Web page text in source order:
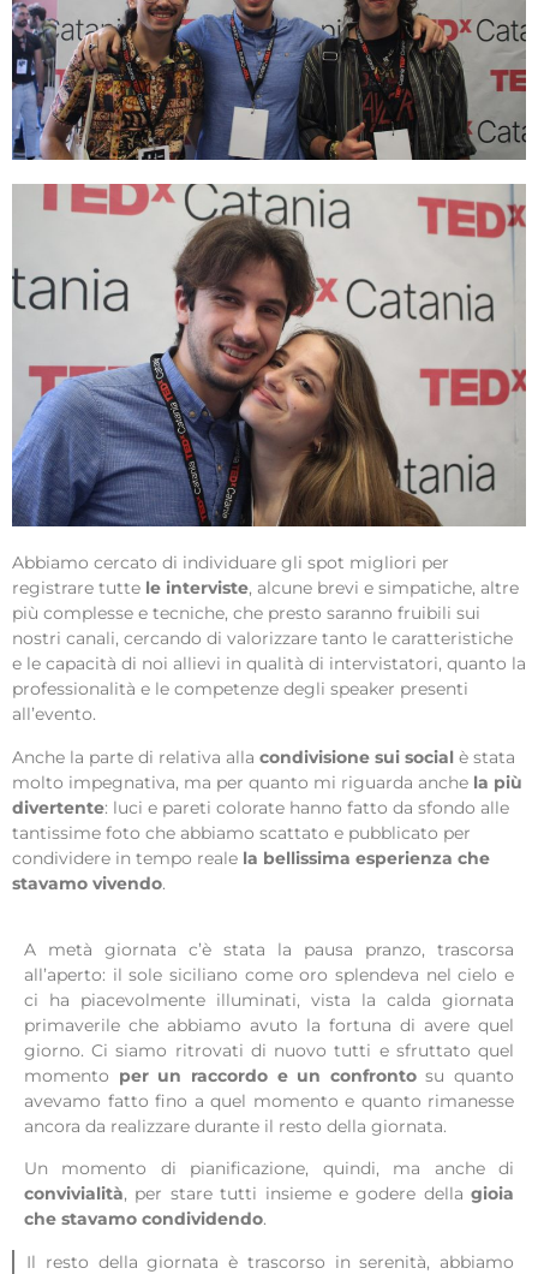
Abbiamo cercato di individuare gli spot migliori per
registrare tutte le interviste, alcune brevi e simpatiche, altre
più complesse e tecniche, che presto saranno fruibili sui
nostri canali, cercando di valorizzare tanto le caratteristiche
e le capacità di noi allievi in qualità di intervistatori, quanto la
professionalità e le competenze degli speaker presenti
all’evento.
Anche la parte di relativa alla condivisione sui social è stata
molto impegnativa, ma per quanto mi riguarda anche la più
divertente: luci e pareti colorate hanno fatto da sfondo alle
tantissime foto che abbiamo scattato e pubblicato per
condividere in tempo reale la bellissima esperienza che
stavamo vivendo.
A metà giornata c’è stata la pausa pranzo, trascorsa
all’aperto: il sole siciliano come oro splendeva nel cielo e
ci ha piacevolmente illuminati, vista la calda giornata
primaverile che abbiamo avuto la fortuna di avere quel
giorno. Ci siamo ritrovati di nuovo tutti e sfruttato quel
momento per un raccordo e un confrontosu quanto
avevamo fatto fino a quel momento e quanto rimanesse
ancora da realizzare durante il resto della giornata.
Un momento di pianificazione, quindi, ma anche di
convivialità, per stare tutti insieme e godere della gioia
che stavamo condividendo.
Il resto della giornata è trascorso in serenità, abbiamo